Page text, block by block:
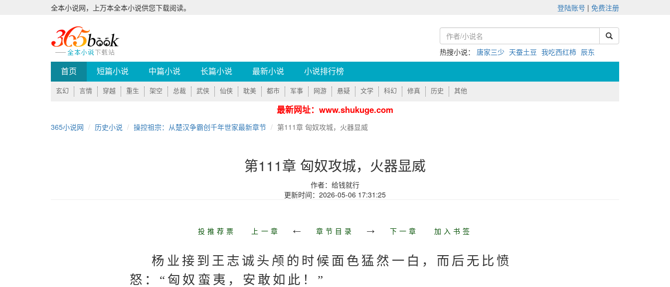
全本小说网，上万本全本小说供您下载阅读。 登陆账号 | 免费注册
热搜小说： 唐家三少 天蚕土豆 我吃西红柿 辰东
首页 短篇小说 中篇小说 长篇小说 最新小说 小说排行榜
玄幻 言情 穿越 重生 架空 总裁 武侠 仙侠 耽美 都市 军事 网游 悬疑 文学 科幻 修真 历史 其他
最新网址：www.shukuge.com
365小说网 历史小说 操控祖宗：从楚汉争霸创千年世家最新章节 第111章 匈奴攻城，火器显威
第111章 匈奴攻城，火器显威
作者：给钱就行
更新时间：2026-05-06 17:31:25
投推荐票 上一章 ← 章节目录 → 下一章 加入书签
杨业接到王志诚头颅的时候面色猛然一白，而后无比愤
怒：“匈奴蛮夷，安敢如此！”